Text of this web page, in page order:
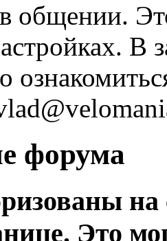
общении.
В
форума
на
Это